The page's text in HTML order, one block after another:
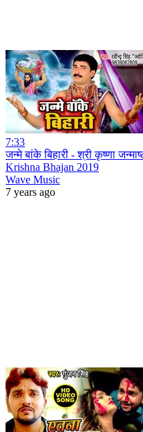
7:33
जन्मे बांके बिहारी - श्री कृष्णा
Krishna Bhajan 2019
Wave Music
7 years ago